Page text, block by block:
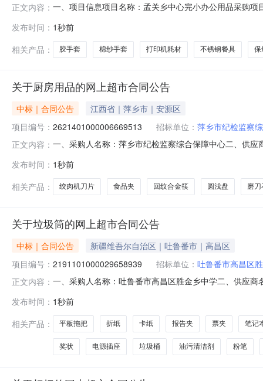
正文内容： 一、项目信息项目名称：孟关乡中心完小办公用品采购
求:商品类目:洗洁精;办公用品一批:保鲜膜，洗洁精，胶
发布时间： 1秒前
相关产品：
胶手套 棉纱手套 打印机耗材 不锈钢餐具 保
关于厨房用品的网上超市合同公告
中标｜合同公告
江西省｜萍乡市｜安源区
项目编号： 2621401000006669513 招标单位： 萍乡市纪检监察
正文内容： 一、采购人名称：萍乡市纪检监察综合保障中心二、供
1.0090902十八子切菜刀无品牌十八子切菜刀个
发布时间： 1秒前
相关产品：
绞肉机刀片 食品夹 回纹合金筷 圆浅盘 磨刀
关于垃圾筒的网上超市合同公告
中标｜合同公告
新疆维吾尔自治区｜吐鲁番市｜高昌区
项目编号： 2191101000029658939 招标单位： 吐鲁番市高昌区
正文内容： 一、采购人名称：吐鲁番市高昌区胜金乡中学二、供应
120.0089602天气不错GOODWEATHER抹布天气不错
发布时间： 1秒前
相关产品：
平板拖把 折纸 卡纸 报告夹 票夹 笔记
奖状 电源插座 垃圾桶 油污清洁剂 粉笔